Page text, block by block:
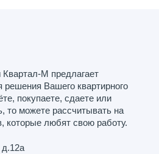
Квартал-М предлагает
Вашего квартирного
покупаете, сдаете или
то можете рассчитывать на
которые любят свою работу.
д.12а